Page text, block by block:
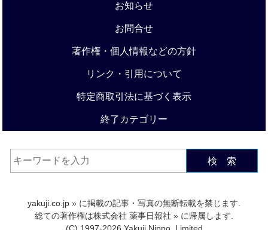
お知らせ
お問合せ
著作権・個人情報などの方針
リンク・引用について
特定商取引法に基づく表示
終了カテゴリー
検 索
yakuji.co.jp » に掲載の記事・写真の無断転載を禁じます.
総ての著作権は株式会社 薬事日報社 » に帰属します.